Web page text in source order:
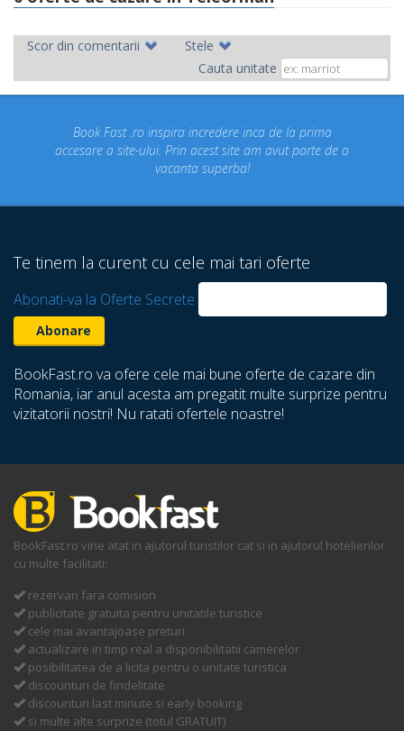
Scor din comentarii
Stele
Cauta unitate
incredere inca de la prima
Prin acest site am avut parte de o
Concediul nostru
un concediu de vis.
Te tinem la curent cu cele mai tari oferte
Abonati-va la Oferte Secrete
BookFast.ro va ofere cele mai bune oferte de cazare din
Romania, iar anul acesta am pregatit multe surprize pentru
vizitatorii nostri! Nu ratati ofertele noastre!
BookFast.ro vine atat in ajutorul turistilor cat si in ajutorul hotelierilor
cu multe facilitati:
rezervari fara comision
publicitate gratuita pentru unitatile turistice
cele mai avantajoase preturi
actualizare in timp real a disponibilitatii camerelor
posibilitatea de a licita pentru o unitate turistica
discounturi de findelitate
discounturi last minute si early booking
si multe alte surprize (totul GRATUIT)